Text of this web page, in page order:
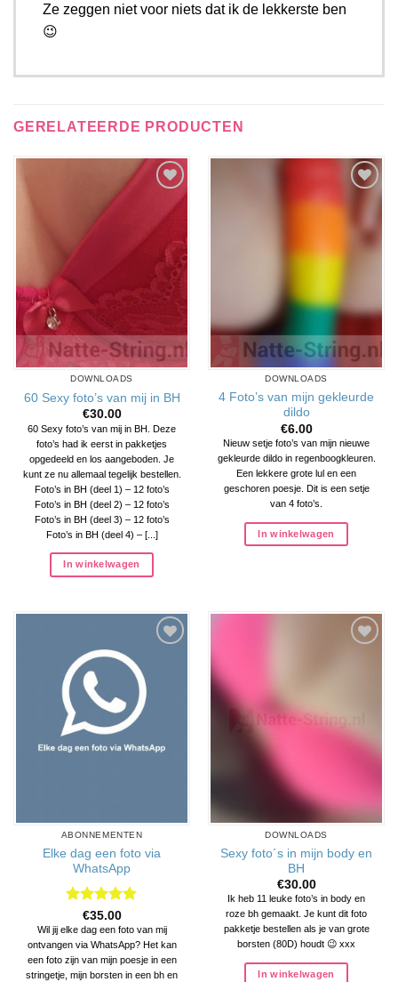
Ze zeggen niet voor niets dat ik de lekkerste ben
😉
GERELATEERDE PRODUCTEN
verlanglijst
toevoegen
DOWNLOADS
60 Sexy foto’s van mij in BH
€30.00
60 Sexy foto’s van mij in BH. Deze
foto’s had ik eerst in pakketjes
opgedeeld en los aangeboden. Je
kunt ze nu allemaal tegelijk bestellen.
Foto’s in BH (deel 1) – 12 foto’s
Foto’s in BH (deel 2) – 12 foto’s
Foto’s in BH (deel 3) – 12 foto’s
Foto’s in BH (deel 4) – [...]
In winkelwagen
toevoegen
DOWNLOADS
4 Foto’s van mijn gekleurde
dildo
€6.00
Nieuw setje foto’s van mijn nieuwe
gekleurde dildo in regenboogkleuren.
Een lekkere grote lul en een
geschoren poesje. Dit is een setje
van 4 foto’s.
In winkelwagen
verlanglijst
toevoegen
ABONNEMENTEN
Elke dag een foto via
WhatsApp
Waardering
5uit 5
€35.00
Wil jij elke dag een foto van mij
ontvangen via WhatsApp? Het kan
een foto zijn van mijn poesje in een
stringetje, mijn borsten in een bh en
DOWNLOADS
Sexy foto´s in mijn body en
BH
€30.00
Ik heb 11 leuke foto’s in body en
roze bh gemaakt. Je kunt dit foto
pakketje bestellen als je van grote
borsten (80D) houdt 😉 xxx
In winkelwagen